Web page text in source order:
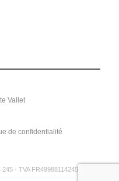
Vallet
de confidentialité
· TVA FR49988114245